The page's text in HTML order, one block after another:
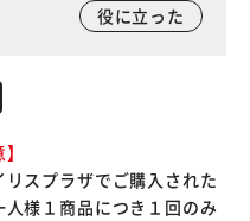
役に立った
スプラザでご購入された
様１商品につき１回のみ